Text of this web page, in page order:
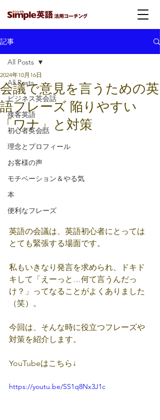
記事
All Posts
ビジネス英会話
接客英語
初心者英会話
理念とプロフィール
お客様の声
モチベーション＆やる気
本
便利なフレーズ
All Posts
会議で意見を言うための英
語フレーズ 陥りやすい
「ワナ」と対策
2024年10月16日
英語の会議は、英語初心者にとっては
とても緊張する場面です。
私もいきなり発言を求められ、ドキド
キして「えーっと…何て言うんだっ
け？」ってなることがよくありました
（笑）。
今回は、そんな時に役立つフレーズや
対策を紹介します。
YouTubeはこちら↓
https://youtu.be/SS1q8Nx3J1c